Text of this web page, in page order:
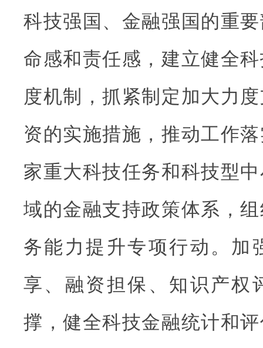
科技强国、金融强国的重
命感和责任感，建立健全
度机制，抓紧制定加大力
资的实施措施，推动工作
家重大科技任务和科技型
域的金融支持政策体系，
务能力提升专项行动。加
享、融资担保、知识产权
撑，健全科技金融统计和